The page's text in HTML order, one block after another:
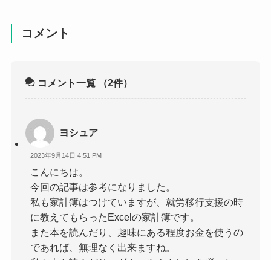
コメント
コメント一覧 （2件）
ヨシュア
2023年9月14日 4:51 PM
こんにちは。
今回の記事は参考になりました。
私も家計簿はつけていますが、就労移行支援の時
に教えてもらったExcelの家計簿です。
また本を読んだり、趣味にある程度お金を使うの
であれば、無理なく出来ますね。